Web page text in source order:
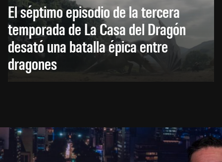
El séptimo episodio de la tercera
temporada de La Casa del Dragón
desató una batalla épica entre
dragones